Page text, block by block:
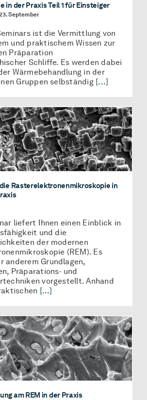
in der Praxis Teil 1 für Einsteiger
September
ist die Vermittlung von
und praktischem Wissen zur
Präparation
Schliffe. Es werden dabei
Wärmebehandlung in der
Gruppen selbständig [...]
Rasterelektronenmikroskopie in
liefert Ihnen einen Einblick in
und die
der modernen
(REM). Es
anderem Grundlagen,
Präparations- und
vorgestellt. Anhand
[...]
am REM in der Praxis